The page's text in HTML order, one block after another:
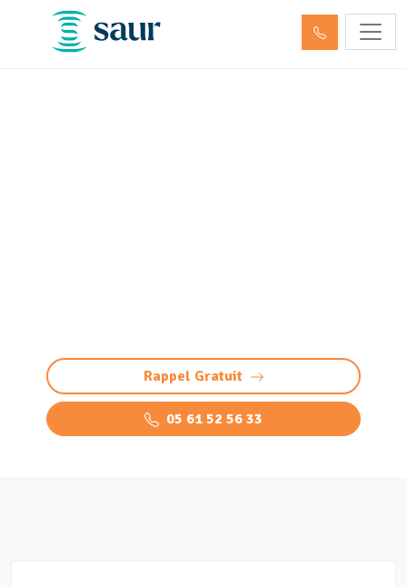
Rappel Gratuit
05 61 52 56 33